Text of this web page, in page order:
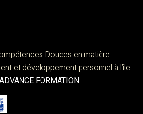
Douces en matière
et développement personnel à l’ile
ADVANCE FORMATION